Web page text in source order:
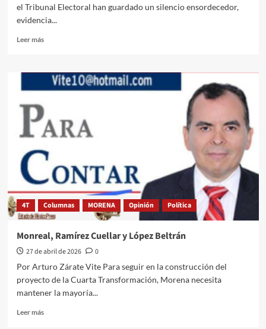
el Tribunal Electoral han guardado un silencio ensordecedor,
evidencia...
Leer másLeer
¿La
es
la
Ley?
4T Columnas MORENA Opinión Política
Monreal, Ramírez Cuellar y López Beltrán
27 de abril de 2026
0
Por Arturo Zárate Vite Para seguir en la construcción del
proyecto de la Cuarta Transformación, Morena necesita
mantener la mayoría...
Leer másLeer